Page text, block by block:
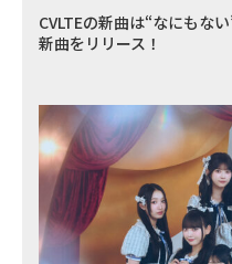
CVLTEの新曲は“なにもな
新曲をリリース！